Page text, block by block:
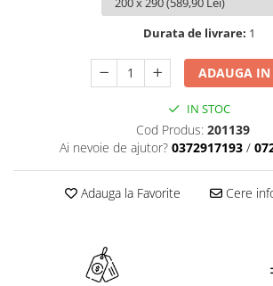
Durata de livrare: 1
ADAUGA IN
IN STOC
Cod Produs: 201139
Ai nevoie de ajutor? 0372917193 /
Adauga la Favorite Cere